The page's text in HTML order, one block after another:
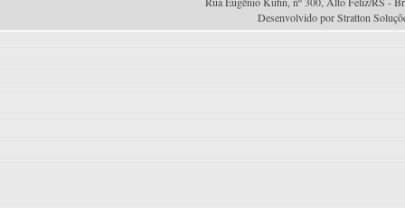
Desenvolvido por Stratton